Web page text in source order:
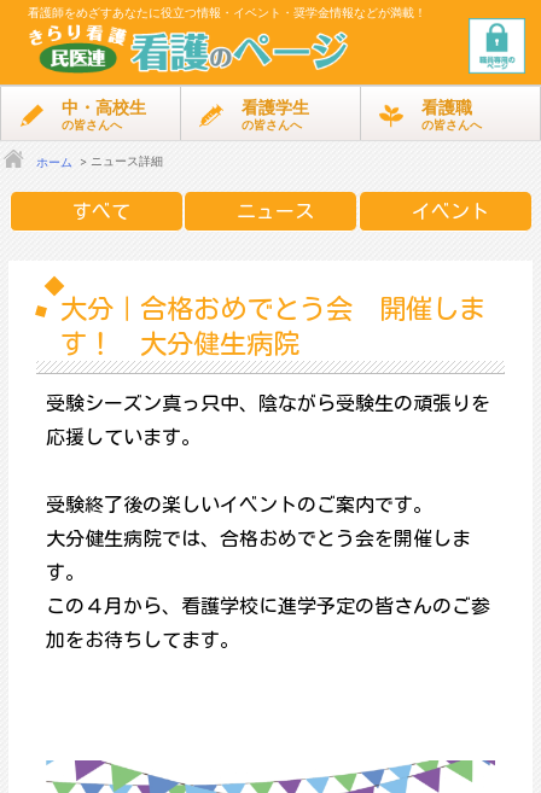
看護師をめざすあなたに役立つ情報・イベント・奨学金情報などが満載！
中・高校生
の皆さんへ
看護学生
の皆さんへ
看護職
の皆さんへ
ホーム ニュース詳細
すべて ニュース イベント
大分｜合格おめでとう会 開催しま
す！ 大分健生病院
受験シーズン真っ只中、陰ながら受験生の頑張りを
応援しています。
受験終了後の楽しいイベントのご案内です。
大分健生病院では、合格おめでとう会を開催しま
す。
この４月から、看護学校に進学予定の皆さんのご参
加をお待ちしてます。